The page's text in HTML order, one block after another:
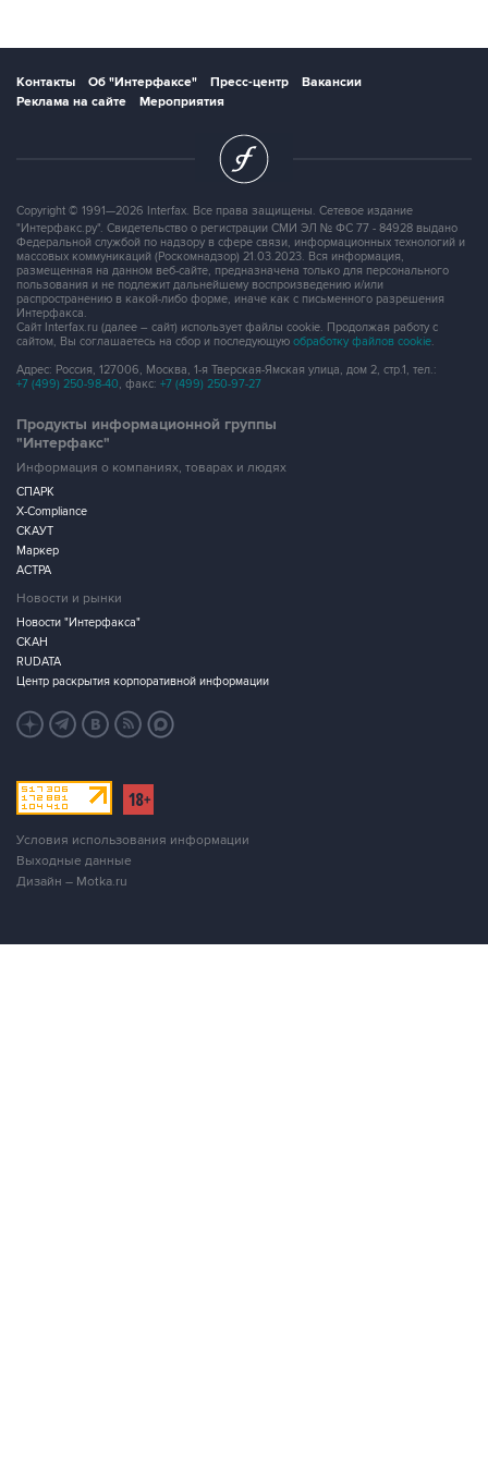
Контакты Об "Интерфаксе" Пресс-центр
Вакансии
Реклама на сайте
Мероприятия
Copyright © 1991—2026 Interfax. Все права защищены. Сетевое издание
"Интерфакс.ру". Свидетельство о регистрации СМИ ЭЛ № ФС 77 - 84928 выдано
Федеральной службой по надзору в сфере связи, информационных технологий и
массовых коммуникаций (Роскомнадзор) 21.03.2023. Вся информация,
размещенная на данном веб-сайте, предназначена только для персонального
пользования и не подлежит дальнейшему воспроизведению и/или
распространению в какой-либо форме, иначе как с письменного разрешения
Интерфакса.
Сайт Interfax.ru (далее – сайт) использует файлы cookie. Продолжая работу с
сайтом, Вы соглашаетесь на сбор и последующую обработку файлов cookie.
Адрес: Россия, 127006, Москва, 1-я Тверская-Ямская улица, дом 2, стр.1, тел.:
+7 (499) 250-98-40, факс: +7 (499) 250-97-27
Продукты информационной группы
"Интерфакс"
Информация о компаниях, товарах и людях
СПАРК
X-Compliance
СКАУТ
Маркер
АСТРА
Новости и рынки
Новости "Интерфакса"
СКАН
RUDATA
Центр раскрытия корпоративной информации
Условия использования информации
Выходные данные
Дизайн – Motka.ru